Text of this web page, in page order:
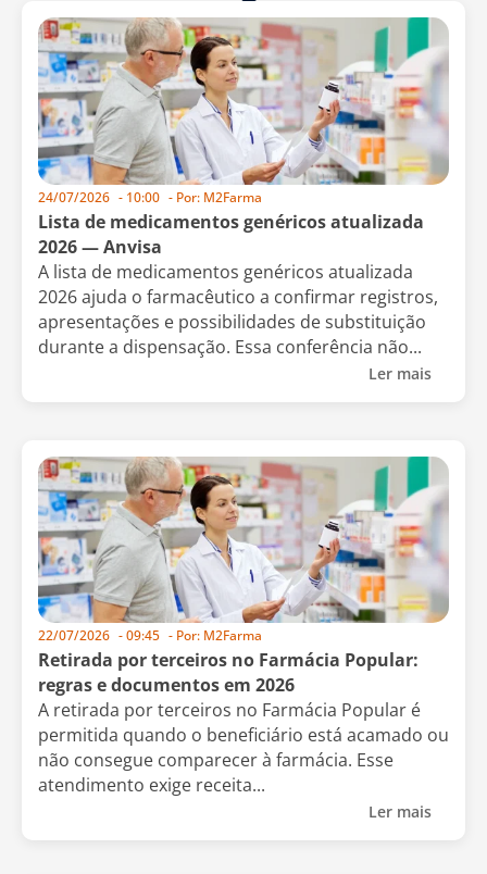
24/07/2026 - 10:00 - Por: M2Farma
Lista de medicamentos genéricos atualizada
2026 — Anvisa
A lista de medicamentos genéricos atualizada
2026 ajuda o farmacêutico a confirmar registros,
apresentações e possibilidades de substituição
durante a dispensação. Essa conferência não...
Ler mais
22/07/2026 -09:45 - Por: M2Farma
Retirada por terceiros no Farmácia Popular:
regras e documentos em 2026
A retirada por terceiros no Farmácia Popular é
permitida quando o beneficiário está acamado ou
não consegue comparecer à farmácia. Esse
atendimento exige receita...
Ler mais